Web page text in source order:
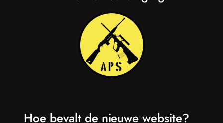
Hoe bevalt de nieuwe website?